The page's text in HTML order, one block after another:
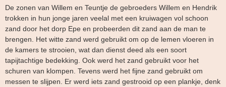
De zonen van Willem en Teuntje de gebroeders Willem en Hendrik
trokken in hun jonge jaren veelal met een kruiwagen vol schoon
zand door het dorp Epe en probeerden dit zand aan de man te
brengen. Het witte zand werd gebruikt om op de lemen vloeren in
de kamers te strooien, wat dan dienst deed als een soort
tapijtachtige bedekking. Ook werd het zand gebruikt voor het
schuren van klompen. Tevens werd het fijne zand gebruikt om
messen te slijpen. Er werd iets zand gestrooid op een plankje, denk